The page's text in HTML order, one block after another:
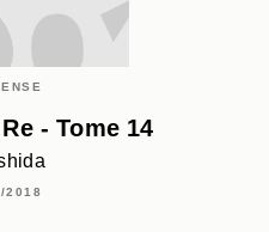
- Tome 14
2018